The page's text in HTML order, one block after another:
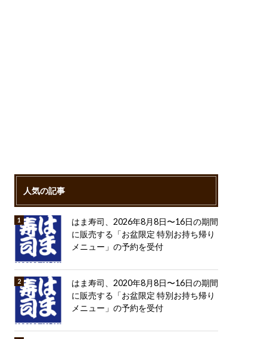
人気の記事
はま寿司、2026年8月8日〜16日の期間
に販売する「お盆限定 特別お持ち帰り
メニュー」の予約を受付
はま寿司、2020年8月8日〜16日の期間
に販売する「お盆限定 特別お持ち帰り
メニュー」の予約を受付